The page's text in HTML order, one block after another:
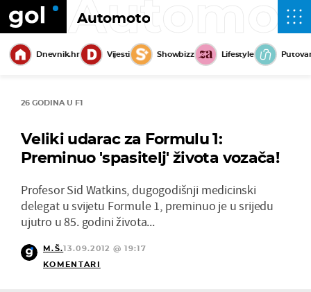
Automoto
Dnevnik.hr Vijesti Showbizz Lifestyle
26 GODINA U F1
Veliki udarac za Formulu 1:
Preminuo 'spasitelj' života vozača!
Profesor Sid Watkins, dugogodišnji medicinski
delegat u svijetu Formule 1, preminuo je u srijedu
ujutro u 85. godini života...
M.Š.13.09.2012 @ 19:17
KOMENTARI